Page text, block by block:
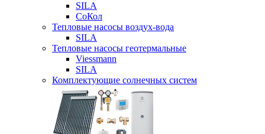
SILA
СоКол
Тепловые насосы воздух-вода
SILA
Тепловые насосы геотермальные
Viessmann
SILA
Комплектующие солнечных систем